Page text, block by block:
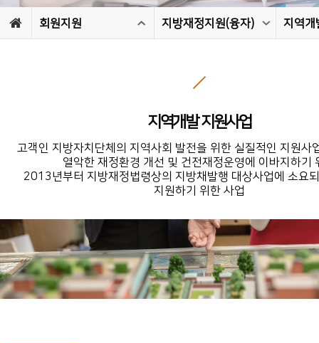
회원지원 지방재정지원(융자) 지역개
지역개발 지원사업
고객인 지방자치단체의 지역사회 발전을 위한 실질적인 지원사
열악한 재정환경 개선 및 건전재정운영에 이바지하기
2013년부터 지방재정법령상의 지방채발행 대상사업에 소요
지원하기 위한 사업